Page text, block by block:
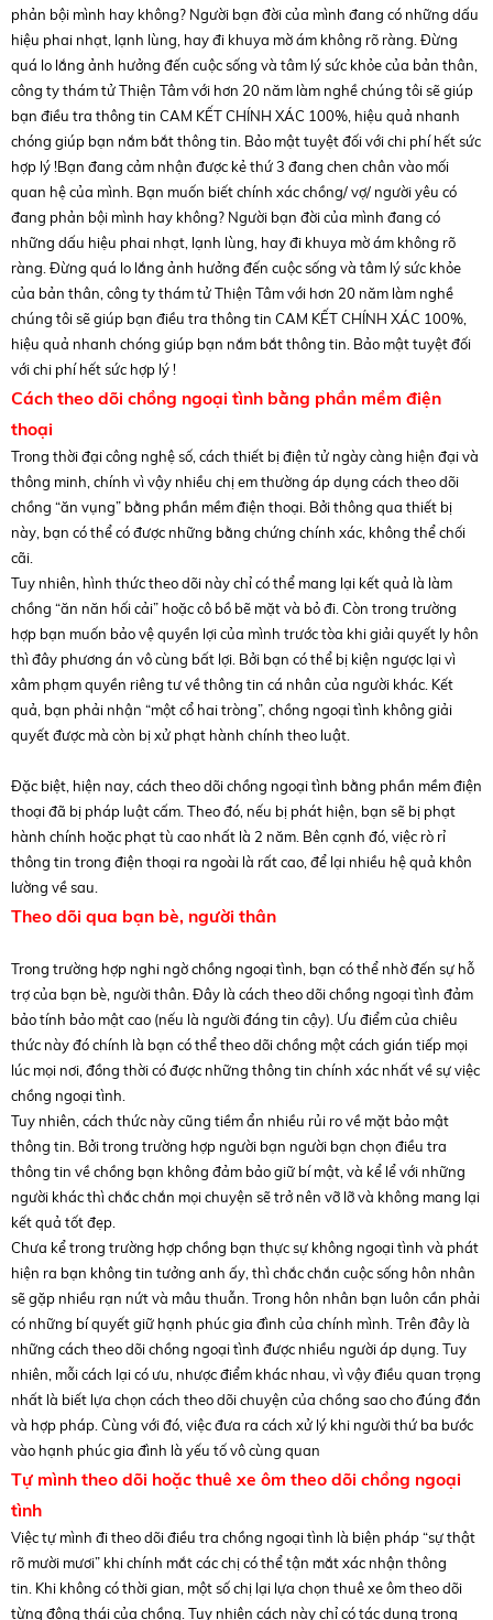
phản bội mình hay không? Người bạn đời của mình đang có những dấu
hiệu phai nhạt, lạnh lùng, hay đi khuya mờ ám không rõ ràng. Đừng
quá lo lắng ảnh hưởng đến cuộc sống và tâm lý sức khỏe của bản thân,
công ty thám tử Thiện Tâm với hơn 20 năm làm nghề chúng tôi sẽ giúp
bạn điều tra thông tin CAM KẾT CHÍNH XÁC 100%, hiệu quả nhanh
chóng giúp bạn nắm bắt thông tin. Bảo mật tuyệt đối với chi phí hết sức
hợp lý !Bạn đang cảm nhận được kẻ thứ 3 đang chen chân vào mối
quan hệ của mình. Bạn muốn biết chính xác chồng/ vợ/ người yêu có
đang phản bội mình hay không? Người bạn đời của mình đang có
những dấu hiệu phai nhạt, lạnh lùng, hay đi khuya mờ ám không rõ
ràng. Đừng quá lo lắng ảnh hưởng đến cuộc sống và tâm lý sức khỏe
của bản thân, công ty thám tử Thiện Tâm với hơn 20 năm làm nghề
chúng tôi sẽ giúp bạn điều tra thông tin CAM KẾT CHÍNH XÁC 100%,
hiệu quả nhanh chóng giúp bạn nắm bắt thông tin. Bảo mật tuyệt đối
với chi phí hết sức hợp lý !
Cách theo dõi chồng ngoại tình bằng phần mềm điện
thoại
Trong thời đại công nghệ số, cách thiết bị điện tử ngày càng hiện đại và
thông minh, chính vì vậy nhiều chị em thường áp dụng cách theo dõi
chồng “ăn vụng” bằng phần mềm điện thoại. Bởi thông qua thiết bị
này, bạn có thể có được những bằng chứng chính xác, không thể chối
cãi.
Tuy nhiên, hình thức theo dõi này chỉ có thể mang lại kết quả là làm
chồng “ăn năn hối cải” hoặc cô bồ bẽ mặt và bỏ đi. Còn trong trường
hợp bạn muốn bảo vệ quyền lợi của mình trước tòa khi giải quyết ly hôn
thì đây phương án vô cùng bất lợi. Bởi bạn có thể bị kiện ngược lại vì
xâm phạm quyền riêng tư về thông tin cá nhân của người khác. Kết
quả, bạn phải nhận “một cổ hai tròng”, chồng ngoại tình không giải
quyết được mà còn bị xử phạt hành chính theo luật.
Đặc biệt, hiện nay, cách theo dõi chồng ngoại tình bằng phần mềm điện
thoại đã bị pháp luật cấm. Theo đó, nếu bị phát hiện, bạn sẽ bị phạt
hành chính hoặc phạt tù cao nhất là 2 năm. Bên cạnh đó, việc rò rỉ
thông tin trong điện thoại ra ngoài là rất cao, để lại nhiều hệ quả khôn
lường về sau.
Theo dõi qua bạn bè, người thân
Trong trường hợp nghi ngờ chồng ngoại tình, bạn có thể nhờ đến sự hỗ
trợ của bạn bè, người thân. Đây là cách theo dõi chồng ngoại tình đảm
bảo tính bảo mật cao (nếu là người đáng tin cậy). Ưu điểm của chiêu
thức này đó chính là bạn có thể theo dõi chồng một cách gián tiếp mọi
lúc mọi nơi, đồng thời có được những thông tin chính xác nhất về sự việc
chồng ngoại tình.
Tuy nhiên, cách thức này cũng tiềm ẩn nhiều rủi ro về mặt bảo mật
thông tin. Bởi trong trường hợp người bạn người bạn chọn điều tra
thông tin về chồng bạn không đảm bảo giữ bí mật, và kể lể với những
người khác thì chắc chắn mọi chuyện sẽ trở nên vỡ lỡ và không mang lại
kết quả tốt đẹp.
Chưa kể trong trường hợp chồng bạn thực sự không ngoại tình và phát
hiện ra bạn không tin tưởng anh ấy, thì chắc chắn cuộc sống hôn nhân
sẽ gặp nhiều rạn nứt và mâu thuẫn. Trong hôn nhân bạn luôn cần phải
có những bí quyết giữ hạnh phúc gia đình của chính mình. Trên đây là
những cách theo dõi chồng ngoại tình được nhiều người áp dụng. Tuy
nhiên, mỗi cách lại có ưu, nhược điểm khác nhau, vì vậy điều quan trọng
nhất là biết lựa chọn cách theo dõi chuyện của chồng sao cho đúng đắn
và hợp pháp. Cùng với đó, việc đưa ra cách xử lý khi người thứ ba bước
vào hạnh phúc gia đình là yếu tố vô cùng quan
Tự mình theo dõi hoặc thuê xe ôm theo dõi chồng ngoại
tình
Việc tự mình đi theo dõi điều tra chồng ngoại tình là biện pháp “sự thật
rõ mười mươi” khi chính mắt các chị có thể tận mắt xác nhận thông
tin. Khi không có thời gian, một số chị lại lựa chọn thuê xe ôm theo dõi
từng động thái của chồng. Tuy nhiên cách này chỉ có tác dụng trong